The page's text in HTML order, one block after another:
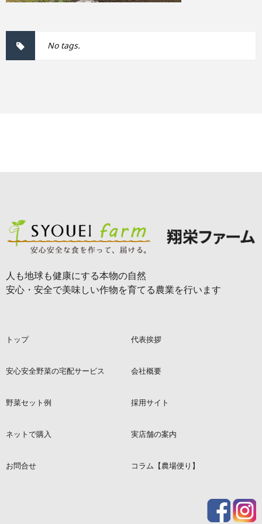
No tags.
人も地球も健康にする本物の自然
安心・安全で美味しい作物を育てる農業を行います
トップ 代表挨拶
安心安全野菜の宅配サービス 会社概要
野菜セット例 採用サイト
ネットで購入 実店舗の案内
お問合せ コラム【農場便り】